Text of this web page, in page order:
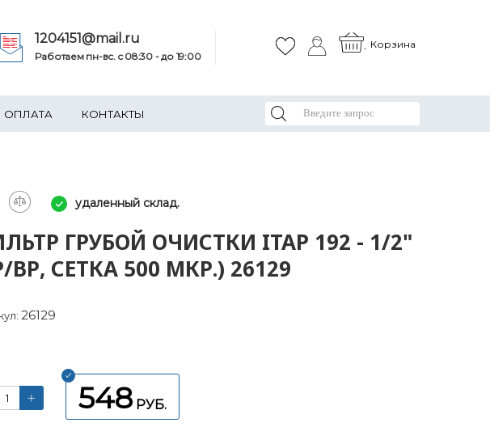
1204151@mail.ru
Работаем пн-вс. c 08:30 - до 19:00
Корзина
ОПЛАТА КОНТАКТЫ
удаленный склад.
ГРУБОЙ ОЧИСТКИ ITAP 192 - 1/2"
ВР, СЕТКА 500 МКР.) 26129
26129
548 РУБ.